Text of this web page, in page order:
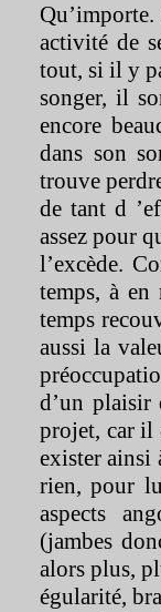
activité de
tout, si il y
songer, il
encore
dans son
trouve
de tant d
assez pour
l’excède.
temps, à
temps
aussi la
d’un
projet, car il
exister ainsi
rien, pour
aspects
(jambes
alors plus,
égularité,